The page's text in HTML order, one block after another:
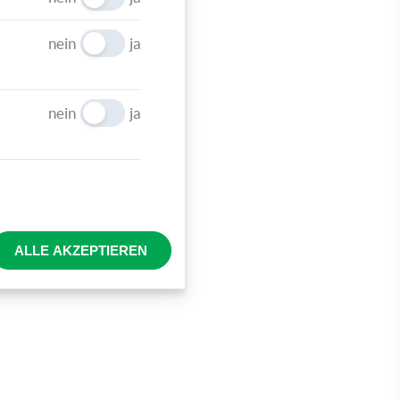
nein
ja
nein
ja
ALLE AKZEPTIEREN